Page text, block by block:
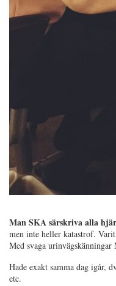
Man SKA särskriva alla
men inte heller katastrof.
Med svaga
Hade exakt samma dag igår,
etc.